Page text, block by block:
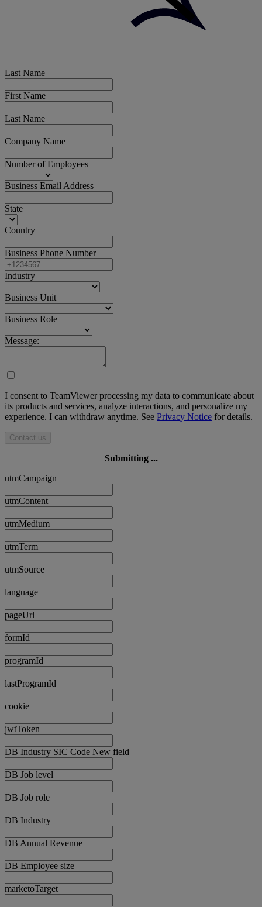
Last Name
First Name
Last Name
Company Name
Number of Employees
Business Email Address
State
Country
Business Phone Number
Industry
Business Unit
Business Role
Message:
I consent to TeamViewer processing my data to communicate about
its products and services, analyze interactions, and personalize my
experience. I can withdraw anytime. See Privacy Notice for details.
Contact us
Submitting ...
utmCampaign
utmContent
utmMedium
utmTerm
utmSource
language
pageUrl
formId
programId
lastProgramId
cookie
jwtToken
DB Industry SIC Code New field
DB Job level
DB Job role
DB Industry
DB Annual Revenue
DB Employee size
marketoTarget